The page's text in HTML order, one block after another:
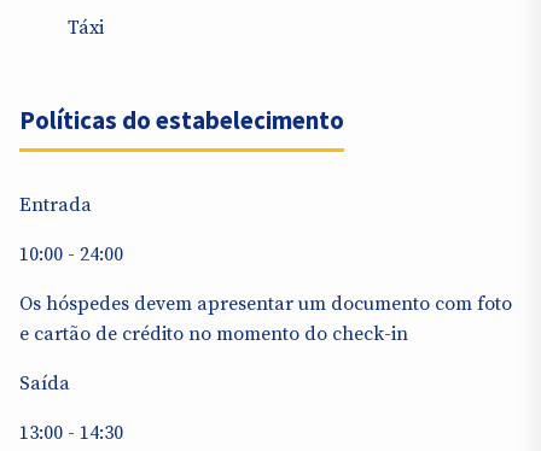
Táxi
Políticas do estabelecimento
Entrada
10:00 - 24:00
Os hóspedes devem apresentar um documento com foto
e cartão de crédito no momento do check-in
Saída
13:00 - 14:30